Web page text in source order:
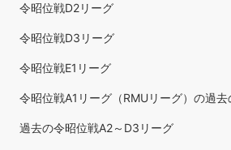
令昭位戦D2リーグ
令昭位戦D3リーグ
令昭位戦E1リーグ
令昭位戦A1リーグ（RMUリーグ）の過去
過去の令昭位戦A2～D3リーグ